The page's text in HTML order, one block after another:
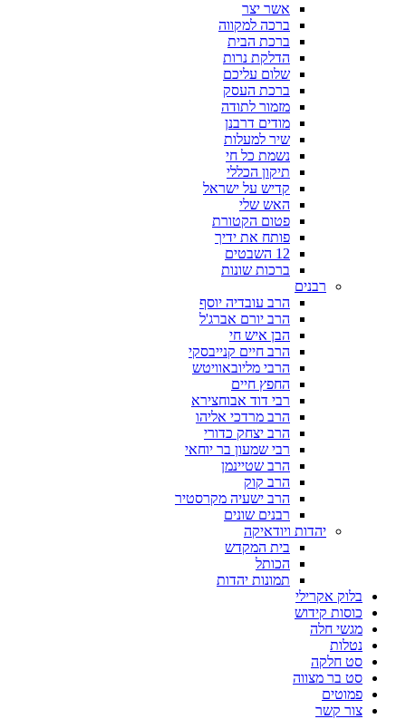
אשר יצר
ברכה למקווה
ברכת הבית
הדלקת נרות
שלום עליכם
ברכת העסק
מזמור לתודה
מודים דרבנן
שיר למעלות
נשמת כל חי
תיקון הכללי
קדיש על ישראל
האש שלי
פטום הקטורת
פותח את ידיך
12 השבטים
ברכות שונות
רבנים
הרב עובדיה יוסף
הרב יורם אברג'ל
הבן איש חי
הרב חיים קנייבסקי
הרבי מליובאוויטש
החפץ חיים
רבי דוד אבוחצירא
הרב מרדכי אליהו
הרב יצחק כדורי
רבי שמעון בר יוחאי
הרב שטיינמן
הרב קוק
הרב ישעיה מקרסטיר
רבנים שונים
יהדות ויודאיקה
בית המקדש
הכותל
תמונות יהדות
בלוק אקרילי
כוסות קידוש
מגשי חלה
נטלות
סט חלקה
סט בר מצווה
פמוטים
צור קשר